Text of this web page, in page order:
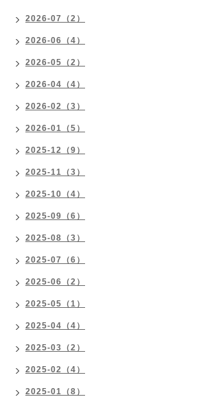
2026-07（2）
2026-06（4）
2026-05（2）
2026-04（4）
2026-02（3）
2026-01（5）
2025-12（9）
2025-11（3）
2025-10（4）
2025-09（6）
2025-08（3）
2025-07（6）
2025-06（2）
2025-05（1）
2025-04（4）
2025-03（2）
2025-02（4）
2025-01（8）